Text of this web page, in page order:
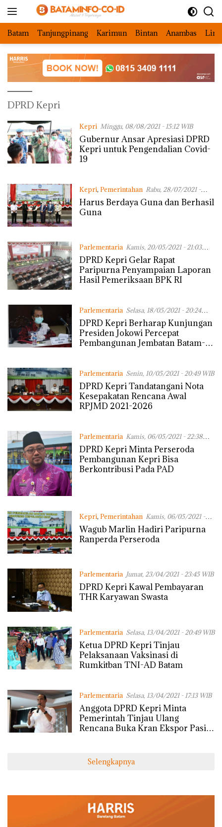
Batam Tanjungpinang Karimun Bintan Anambas
DPRD Kepri
Kepri Minggu, 08/08/2021 - 15:12 WIB
Gubernur Ansar Apresiasi DPRD
Kepri untuk Pengendalian Covid-
19
Kepri, Pemerintahan Rabu, 28/07/2021 -
13:37 WIB
Harus Berdaya Guna dan Berhasil
Guna
Parlementaria Kamis, 20/05/2021 - 21:03
WIB
DPRD Kepri Gelar Rapat
Paripurna Penyampaian Laporan
Hasil Pemeriksaan BPK RI
Parlementaria Selasa, 18/05/2021 - 20:24
WIB
DPRD Kepri Berharap Kunjungan
Presiden Jokowi Percepat
Pembangunan Jembatan Batam-
Parlementaria Senin, 10/05/2021 - 20:49 WIB
DPRD Kepri Tandatangani Nota
Kesepakatan Rencana Awal
RPJMD 2021-2026
Parlementaria Kamis, 06/05/2021 - 22:38
WIB
DPRD Kepri Minta Perseroda
Pembangunan Kepri Bisa
Berkontribusi Pada PAD
Kepri, Pemerintahan Kamis, 06/05/2021 -
19:38 WIB
Wagub Marlin Hadiri Paripurna
Ranperda Perseroda
Parlementaria Jumat, 23/04/2021 - 23:45 WIB
DPRD Kepri Kawal Pembayaran
THR Karyawan Swasta
Parlementaria Selasa, 13/04/2021 - 20:49 WIB
Ketua DPRD Kepri Tinjau
Pelaksanaan Vaksinasi di
Rumkitban TNI-AD Batam
Parlementaria Selasa, 13/04/2021 - 17:13 WIB
Anggota DPRD Kepri Minta
Pemerintah Tinjau Ulang
Rencana Buka Kran Ekspor Pasir
Selengkapnya